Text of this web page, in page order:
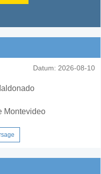
Datum: 2026-08-10
Montevideo